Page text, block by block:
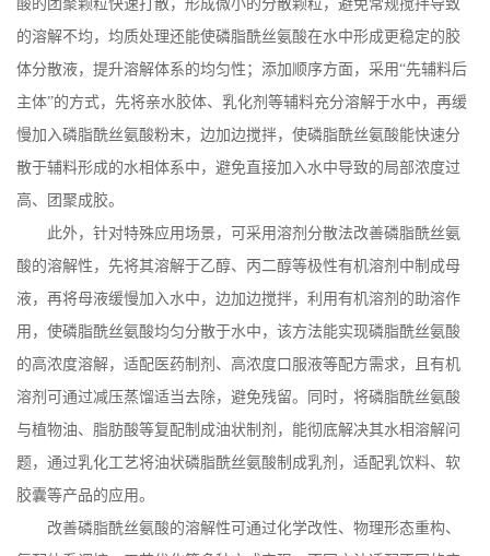
酸的团聚颗粒快速打散，形成微小的分散颗粒，避免常规搅拌导致
的溶解不均，均质处理还能使磷脂酰丝氨酸在水中形成更稳定的胶
体分散液，提升溶解体系的均匀性；添加顺序方面，采用“先辅料后
主体”的方式，先将亲水胶体、乳化剂等辅料充分溶解于水中，再缓
慢加入磷脂酰丝氨酸粉末，边加边搅拌，使磷脂酰丝氨酸能快速分
散于辅料形成的水相体系中，避免直接加入水中导致的局部浓度过
高、团聚成胶。
此外，针对特殊应用场景，可采用溶剂分散法改善磷脂酰丝氨
酸的溶解性，先将其溶解于乙醇、丙二醇等极性有机溶剂中制成母
液，再将母液缓慢加入水中，边加边搅拌，利用有机溶剂的助溶作
用，使磷脂酰丝氨酸均匀分散于水中，该方法能实现磷脂酰丝氨酸
的高浓度溶解，适配医药制剂、高浓度口服液等配方需求，且有机
溶剂可通过减压蒸馏适当去除，避免残留。同时，将磷脂酰丝氨酸
与植物油、脂肪酸等复配制成油状制剂，能彻底解决其水相溶解问
题，通过乳化工艺将油状磷脂酰丝氨酸制成乳剂，适配乳饮料、软
胶囊等产品的应用。
改善磷脂酰丝氨酸的溶解性可通过化学改性、物理形态重构、